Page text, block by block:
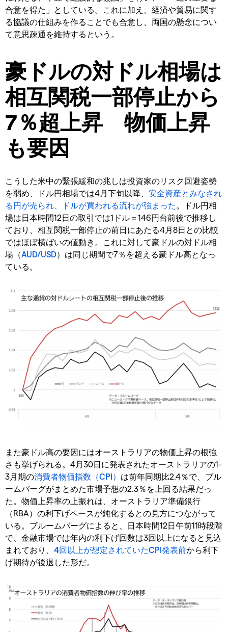
合意を得た」としている。これに加え、経済や貿易に関す
る協議の仕組みを作ることでも合意し、両国の懸念につい
て意思疎通を維持するという。
豪ドルの対ドル相場は
相互関税一部停止から
7％超上昇 物価上昇
も要因
こうした米中の緊張緩和の兆しは投資家のリスク回避姿勢
を弱め、ドル円相場では4月下旬以降、 安全資産とみなされ
る円が売られ、ドルが買われる流れが強まった 。ドル円相
場は日本時間12日の取引では1ドル＝146円台前後で推移し
ており、相互関税一部停止の前日にあたる4月8日との比較
ではほぼ横ばいの値動き。これに対して豪ドルの対ドル相
場（AUD/USD）は同じ期間で7％を超える豪ドル高となっ
ている。
また豪ドル高の要因にはオーストラリアの物価上昇の根強
さも挙げられる。4月30日に発表されたオーストラリアの1-
3月期の消費者物価指数（CPI） は前年同期比2.4％で、ブル
ームバーグがまとめた市場予想の2.3％を上回る結果だっ
た。物価上昇率の上振れは、オーストラリア準備銀行
（RBA）の利下げペースが鈍化するとの見方につながって
いる。ブルームバーグによると、日本時間12日午前11時段階
で、金融市場では年内の利下げ回数は3回以上になると見込
まれており、 4回以上が想定されていたCPI発表前から利下
げ期待が後退した形だ。